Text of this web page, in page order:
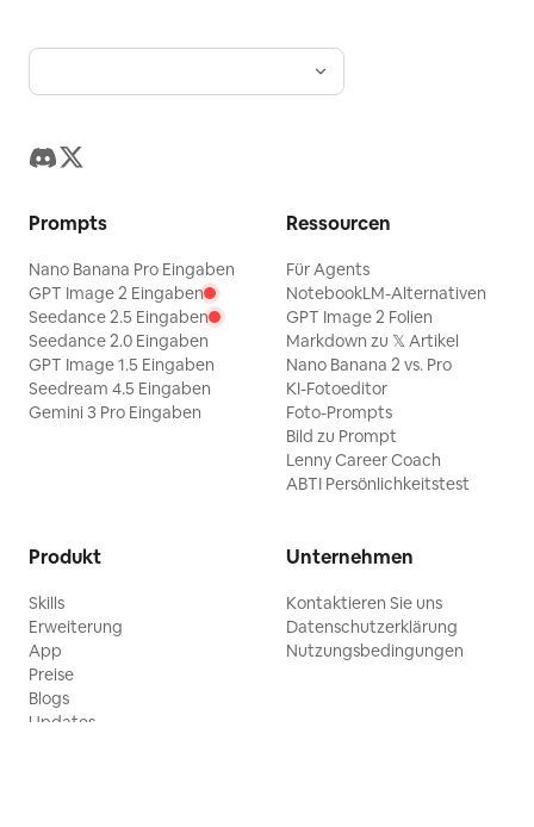
Prompts
Nano Banana Pro Eingaben
GPT Image 2 Eingaben
Seedance 2.5 Eingaben
Seedance 2.0 Eingaben
GPT Image 1.5 Eingaben
Seedream 4.5 Eingaben
Gemini 3 Pro Eingaben
Ressourcen
Für Agents
NotebookLM-Alternativen
GPT Image 2 Folien
Markdown zu 𝕏 Artikel
Nano Banana 2 vs. Pro
KI-Fotoeditor
Foto-Prompts
Bild zu Prompt
Lenny Career Coach
ABTI Persönlichkeitstest
Produkt
Skills
Erweiterung
App
Preise
Blogs
Updates
Unternehmen
Kontaktieren Sie uns
Datenschutzerklärung
Nutzungsbedingungen